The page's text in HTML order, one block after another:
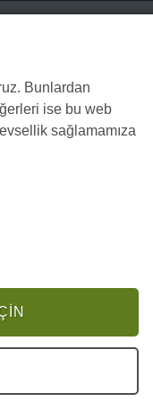
Bunlardan
ise bu web
sağlamamıza